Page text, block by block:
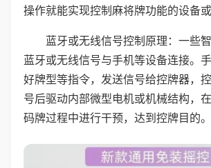
操作就能实现控制麻将牌功能的设备或
蓝牙或无线信号控制原理：一些
蓝牙或无线信号与手机等设备连接。
好牌型等指令，发送信号给控牌器，
号后驱动内部微型电机或机械结构，在
码牌过程中进行干预，达到控牌目的。